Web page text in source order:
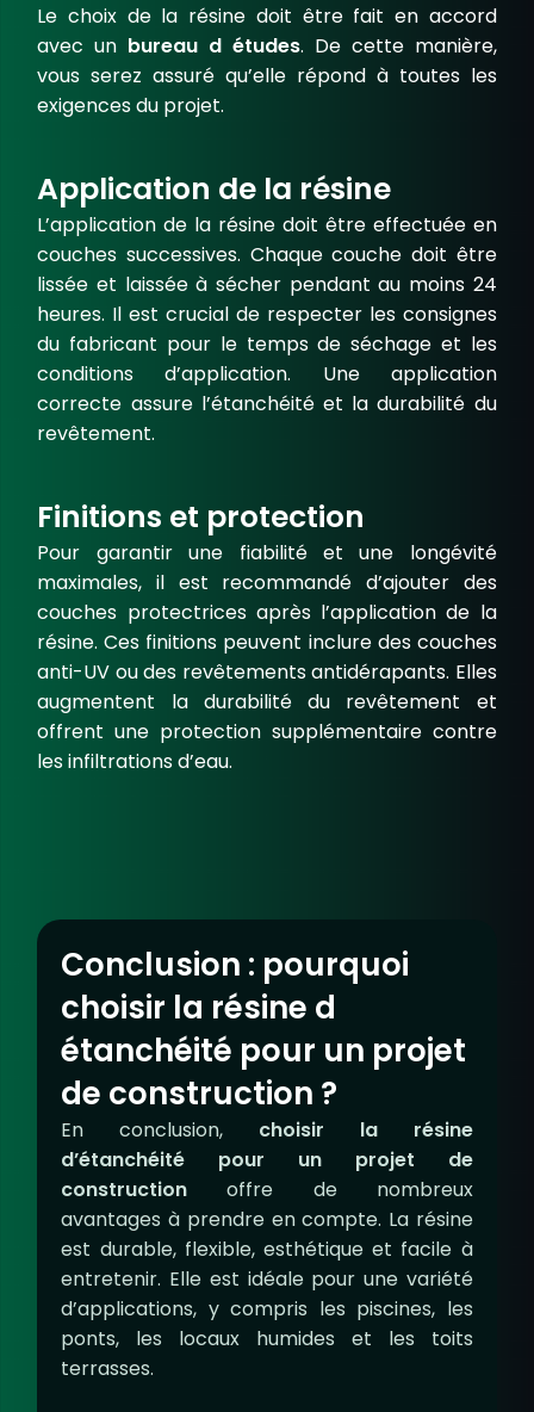
Le choix de la résine doit être fait en accord
avec un bureau d études. De cette manière,
vous serez assuré qu’elle répond à toutes les
exigences du projet.
Application de la résine
L’application de la résine doit être effectuée en
couches successives. Chaque couche doit être
lissée et laissée à sécher pendant au moins 24
heures. Il est crucial de respecter les consignes
du fabricant pour le temps de séchage et les
conditions d’application. Une application
correcte assure l’étanchéité et la durabilité du
revêtement.
Finitions et protection
Pour garantir une fiabilité et une longévité
maximales, il est recommandé d’ajouter des
couches protectrices après l’application de la
résine. Ces finitions peuvent inclure des couches
anti-UV ou des revêtements antidérapants. Elles
augmentent la durabilité du revêtement et
offrent une protection supplémentaire contre
les infiltrations d’eau.
Conclusion : pourquoi
choisir la résine d
étanchéité pour un projet
de construction ?
En conclusion, choisir la résine
d’étanchéité pour un projet de
construction offre de nombreux
avantages à prendre en compte. La résine
est durable, flexible, esthétique et facile à
entretenir. Elle est idéale pour une variété
d’applications, y compris les piscines, les
ponts, les locaux humides et les toits
terrasses.